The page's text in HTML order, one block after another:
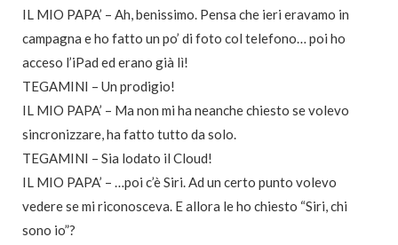
IL MIO PAPA’ – Ah, benissimo. Pensa che ieri eravamo in
campagna e ho fatto un po’ di foto col telefono… poi ho
acceso l’iPad ed erano già lì!
TEGAMINI – Un prodigio!
IL MIO PAPA’ – Ma non mi ha neanche chiesto se volevo
sincronizzare, ha fatto tutto da solo.
TEGAMINI – Sia lodato il Cloud!
IL MIO PAPA’ – …poi c’è Siri. Ad un certo punto volevo
vedere se mi riconosceva. E allora le ho chiesto “Siri, chi
sono io”?